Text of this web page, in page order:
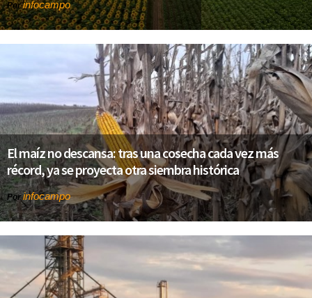
Porinfocampo
El maíz no descansa: tras una cosecha cada vez más
récord, ya se proyecta otra siembra histórica
Porinfocampo